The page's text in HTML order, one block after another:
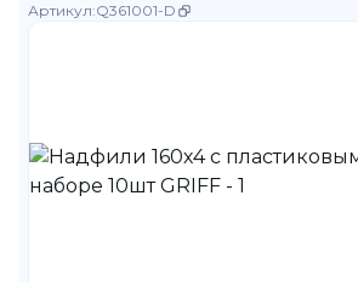
Артикул:Q361001-D